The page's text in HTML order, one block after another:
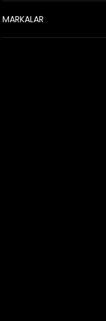
MARKALAR